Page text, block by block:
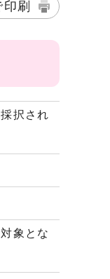
刷
択され
象とな